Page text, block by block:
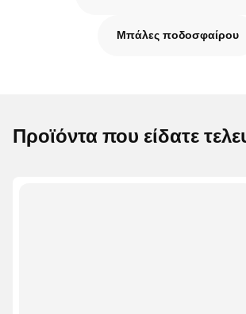
Μπάλες ποδοσφαίρου
Προϊόντα που είδατε